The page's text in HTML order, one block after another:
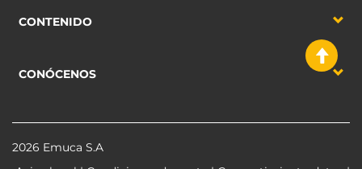
CONTENIDO
CONÓCENOS
2026 Emuca S.A